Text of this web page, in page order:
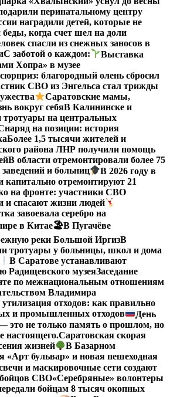
перинатальному центру
наградили детей, которые не
когда счет шел на доли
спасли из снежных заносов в
С заботой о каждом:
Выставка
Хопра» в музее
благородный олень сбросил
СВО из Энгельса стал трижды
Саратовские мамы,
вокруг себяВ Калининске и
тротуары на центральных
на позиции: история
Более 1,5 тысячи жителей и
района ЛНР получили помощь
В области отремонтировали более 75
и больниц
В 2026 году в
капитально отремонтируют 21
на фронте: участники СВО
и спасают жизни людей
завоевала серебро на
в Китае🏖В Пугачёве
реки Большой ИргизВ
тротуары у больницы, школ и дома
В Саратове устанавливают
Радищевского музеяЗаседание
по межнациональным отношениям
Владимира
отходов: как правильно
и промышленных отходов
День
это не только память о прошлом, но
настоящего.Саратовская скорая
жизней
В Базарном
«Арт бульвар» и новая пешеходная
и маскировочные сети создают
бойцов СВО«Серебряные» волонтеры
бойцам 8 тысяч окопных